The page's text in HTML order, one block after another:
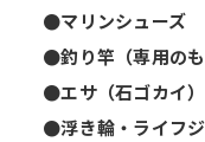
●マリンシューズ
●釣り竿（専用のも
●エサ（石ゴカイ）
●浮き輪・ライフ